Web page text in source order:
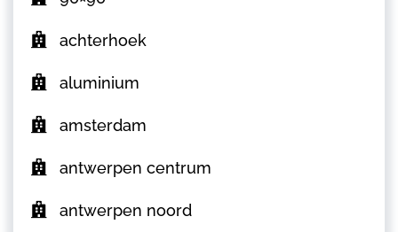
achterhoek
aluminium
amsterdam
antwerpen centrum
antwerpen noord